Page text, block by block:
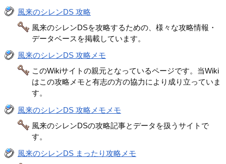
風来のシレンDS 攻略
風来のシレンDSを攻略するための、様々な攻略情報・
データベースを掲載しています。
風来のシレンDS 攻略メモ
このWikiサイトの親元となっているページです。当Wiki
はこの攻略メモと有志の方の協力により成り立っていま
す。
風来のシレンDS 攻略メモメモ
風来のシレンDSの攻略記事とデータを扱うサイトで
す。
風来のシレンDS まったり攻略メモ